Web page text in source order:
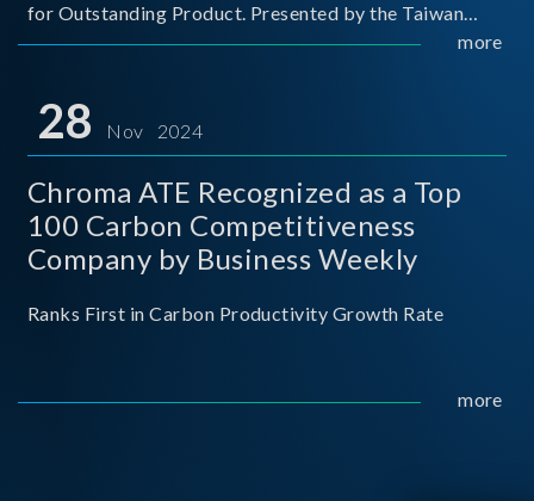
for Outstanding Product. Presented by the Taiwan
Optoelectronic and Semiconductor Industry
for thei
more
28 Nov 2024
Chroma ATE Recognized as a Top
100 Carbon Competitiveness
Company by Business Weekly
Ranks First in Carbon Productivity Growth Rate
more